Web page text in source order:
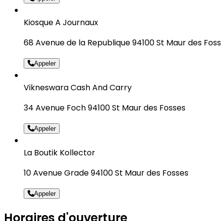
Kiosque A Journaux
68 Avenue de la Republique 94100 St Maur des
Appeler
Vikneswara Cash And Carry
34 Avenue Foch 94100 St Maur des Fosses
Appeler
La Boutik Kollector
10 Avenue Grade 94100 St Maur des Fosses
Appeler
Horaires d'ouverture